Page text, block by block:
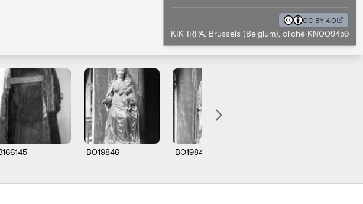
CC BY 4.0
KIK-IRPA, Brussels (Belgium), cliché KN009459
B019846 B019847